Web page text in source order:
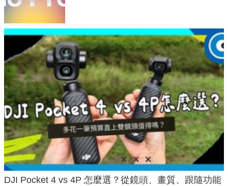
DJI Pocket 4 vs 4P 怎麼選？從鏡頭、畫質、跟隨功能